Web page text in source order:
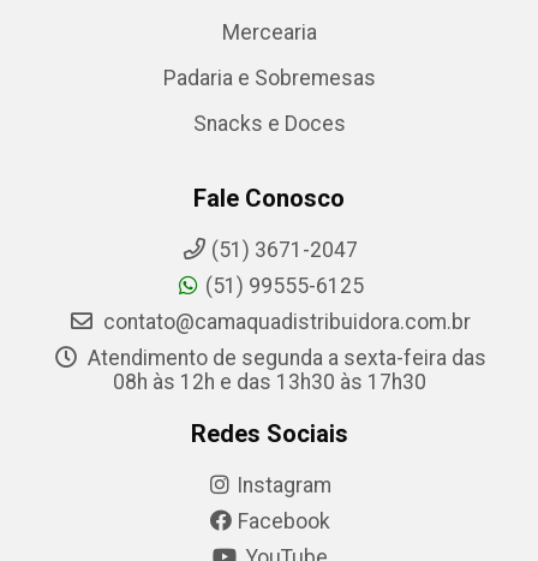
Mercearia
Padaria e Sobremesas
Snacks e Doces
Fale Conosco
(51) 3671-2047
(51) 99555-6125
contato@camaquadistribuidora.com.br
Atendimento de segunda a sexta-feira das
08h às 12h e das 13h30 às 17h30
Redes Sociais
Instagram
Facebook